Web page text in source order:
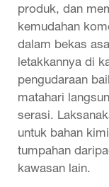
produk, dan
kemudahan
dalam bekas
letakkannya di
pengudaraan
matahari
serasi.
untuk bahan
tumpahan
kawasan lain.